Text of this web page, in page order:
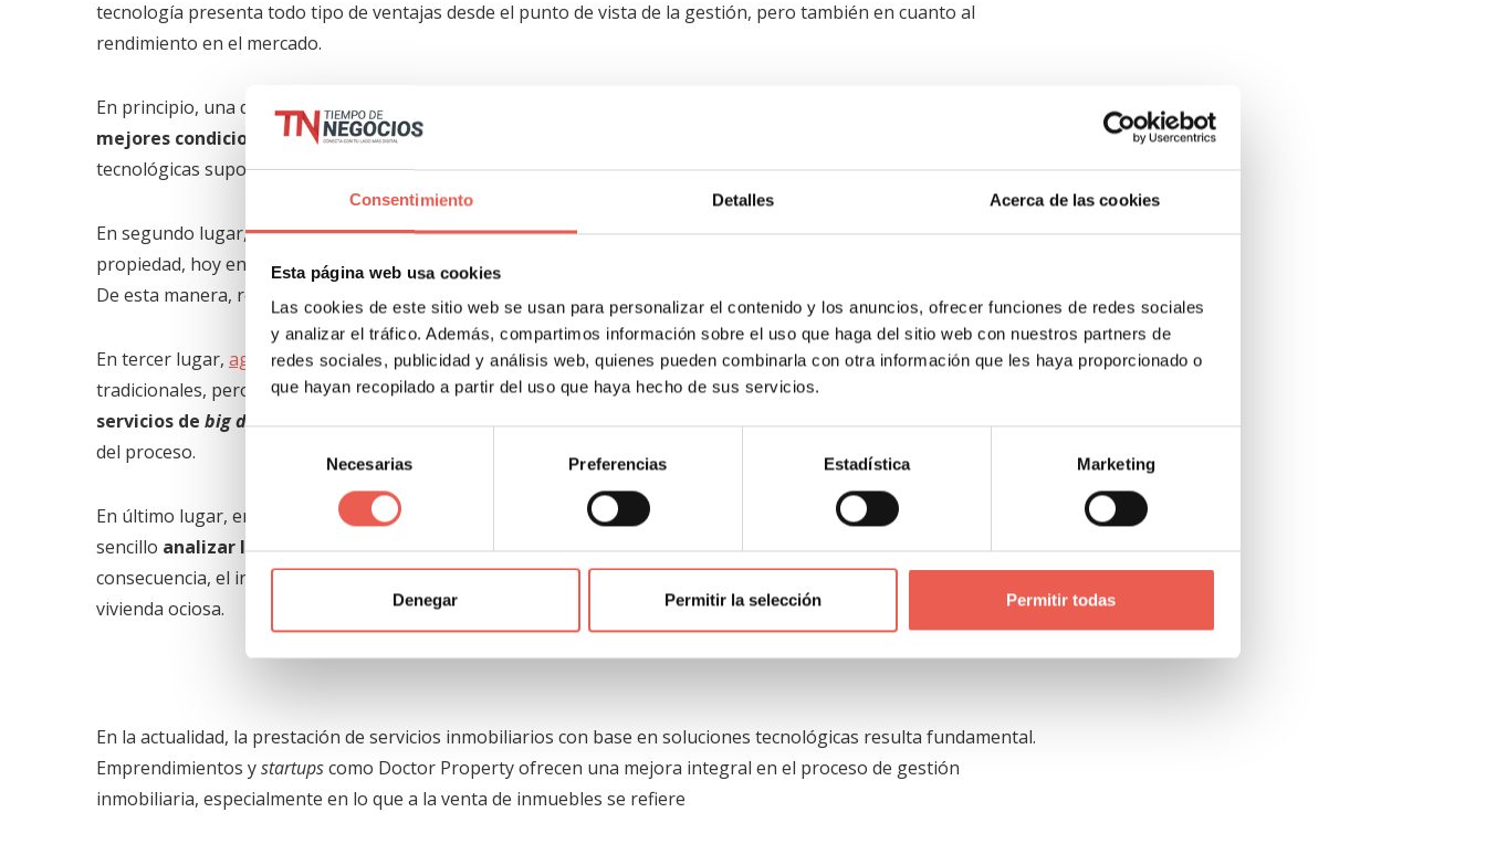
Consentimiento Detalles Acerca de las cookies
Esta página web usa cookies
Las cookies de este sitio web se usan para personalizar el contenido y los anuncios, ofrecer funciones de redes sociales
y analizar el tráfico. Además, compartimos información sobre el uso que haga del sitio web con nuestros partners de
redes sociales, publicidad y análisis web, quienes pueden combinarla con otra información que les haya proporcionado o
que hayan recopilado a partir del uso que haya hecho de sus servicios.
consentimiento
Necesarias Preferencias Estadística Marketing
Denegar Permitir la selección Permitir todas
tecnología presenta todo tipo de ventajas desde el punto de vista de la gestión, pero también en cuanto al
rendimiento en el mercado.
En principio, una de las principales razones para confiar en este tipo de
mejores condiciones que en el caso tradicional
tecnológicas suponen unareducción considerable en cuanto a costes administrativos y de gestión.
En segundo lugar, la mayoría de las personas que se encuentran en proceso de adquisición de una vivienda o
propiedad, hoy en día suelen recurrir a portales y plataformas en los que se encuentren listadas las propiedades.
De esta manera, resulta necesario ofrecer nuestro bien en una plataforma amigable y de fácil manejo.
En tercer lugar, agencias inmobiliariascomo Doctor Property ofrecen todos los mismos servicios que las agencias
tradicionales, pero su rendimiento operativo y presencia en el mercado mejoran considerablemente
servicios de big data: esto es, la capacidad de encontrar compradores de manera eficaz sin aumentar el coste total
del proceso.
En último lugar, en relación con el procesamiento de datos y la reconfiguración del proceso de venta, resulta más
sencillo analizar las tendencias del mercadoy establecer una cotización actualizada de las propiedades. En
consecuencia, el inmueble permanece menos tiempo en venta y se reduce el coste asociado al mantenimiento de la
vivienda ociosa.
En la actualidad, la prestación de servicios inmobiliarios con base en soluciones tecnológicas resulta fundamental.
Emprendimientos ystartupscomo Doctor Property ofrecen una mejora integral en el proceso de gestión
inmobiliaria, especialmente en lo que a la venta de inmuebles se refiere